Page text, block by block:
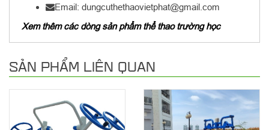
Email: dungcuthethaovietphat@gmail.com
Xem thêm các dòng sản phẩm thể thao trường học
SẢN PHẨM LIÊN QUAN